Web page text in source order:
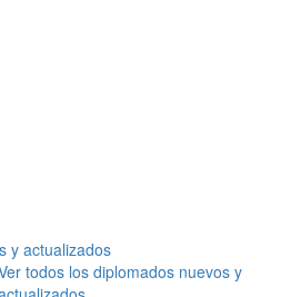
y actualizados
todos los diplomados nuevos y